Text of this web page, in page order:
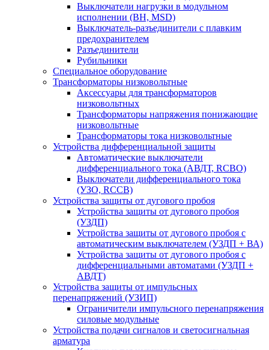
Выключатели нагрузки в модульном
исполнении (ВН, MSD)
Выключатель-разъединители с плавким
предохранителем
Разъединители
Рубильники
Специальное оборудование
Трансформаторы низковольтные
Аксессуары для трансформаторов
низковольтных
Трансформаторы напряжения понижающие
низковольтные
Трансформаторы тока низковольтные
Устройства дифференциальной защиты
Автоматические выключатели
дифференциального тока (АВДТ, RCBO)
Выключатели дифференциального тока
(УЗО, RCCB)
Устройства защиты от дугового пробоя
Устройства защиты от дугового пробоя
(УЗДП)
Устройства защиты от дугового пробоя с
автоматическим выключателем (УЗДП + ВА)
Устройства защиты от дугового пробоя с
дифференциальными автоматами (УЗДП +
АВДТ)
Устройства защиты от импульсных
перенапряжений (УЗИП)
Ограничители импульсного перенапряжения
силовые модульные
Устройства подачи сигналов и светосигнальная
арматура